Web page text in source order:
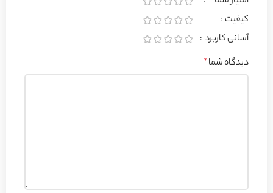
کیفیت
آسانی کاربرد
دیدگاه شما*